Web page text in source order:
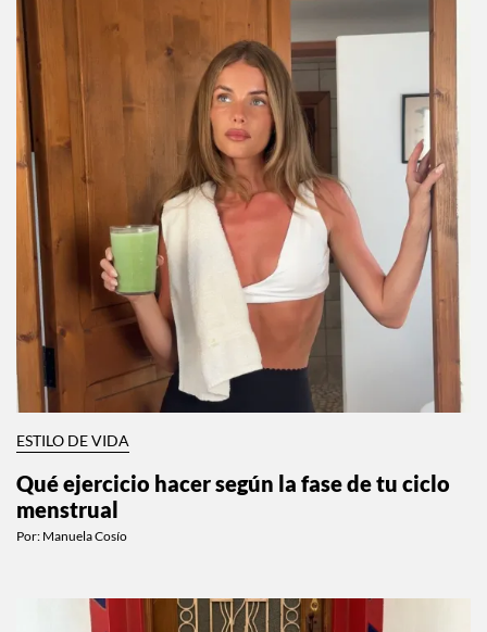
ESTILO DE VIDA
Qué ejercicio hacer según la fase de tu ciclo
menstrual
Por: Manuela Cosío